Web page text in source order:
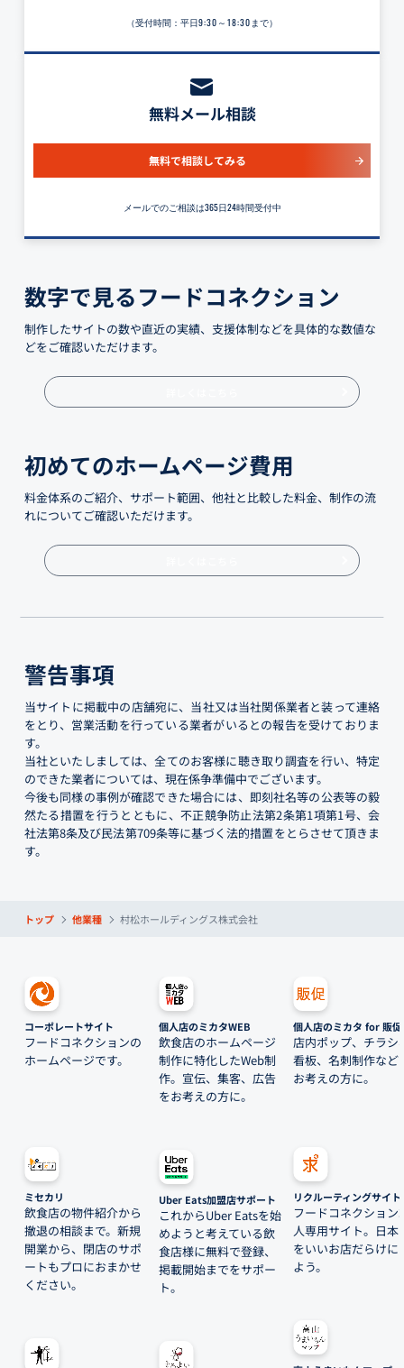
（受付時間：平日9:30～18:30 まで）
無料メール相談
無料で相談してみる
メールでのご相談は365日24時間受付中
数字で見るフードコネクション
制作したサイトの数や直近の実績、支援体制などを具体的な数値な
どをご確認いただけます。
初めてのホームページ費用
料金体系のご紹介、サポート範囲、他社と比較した料金、制作の流
れについてご確認いただけます。
警告事項
当サイトに掲載中の店舗宛に、当社又は当社関係業者と装って連絡
をとり、営業活動を行っている業者がいるとの報告を受けておりま
す。
当社といたしましては、全てのお客様に聴き取り調査を行い、特定
のできた業者については、現在係争準備中でございます。
今後も同様の事例が確認できた場合には、即刻社名等の公表等の毅
然たる措置を行うとともに、不正競争防止法第2条第1項第1号、会
社法第8条及び民法第709条等に基づく法的措置をとらさせて頂きま
す。
トップ 他業種 村松ホールディングス株式会社
コーポレートサイト
フードコネクションの
ホームページです。
ミセカリ
飲食店の物件紹介から
撤退の相談まで。新規
開業から、閉店のサポ
ートもプロにおまかせ
ください。
個人店のミカタWEB
飲食店のホームページ
制作に特化したWeb制
作。宣伝、集客、広告
をお考えの方に。
Uber Eats加盟店サポート
これからUber Eatsを始
めようと考えている飲
食店様に無料で登録、
掲載開始までをサポー
ト。
個人店のミカタ for 販促
店内ポップ、チラシ
看板、名刺制作など
お考えの方に。
リクルーティングサイト
フードコネクション
人専用サイト。日本
をいいお店だらけに
よう。